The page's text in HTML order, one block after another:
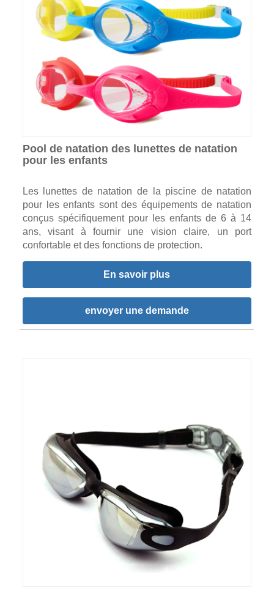
Pool de natation des lunettes de natation
pour les enfants
Les lunettes de natation de la piscine de natation
pour les enfants sont des équipements de natation
conçus spécifiquement pour les enfants de 6 à 14
ans, visant à fournir une vision claire, un port
confortable et des fonctions de protection.
En savoir plus
envoyer une demande